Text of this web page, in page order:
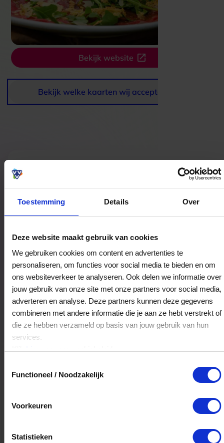
Toestemming Details Over
Deze website maakt gebruik van cookies
We gebruiken cookies om content en advertenties te
personaliseren, om functies voor social media te bieden en om
ons websiteverkeer te analyseren. Ook delen we informatie over
jouw gebruik van onze site met onze partners voor social media,
adverteren en analyse. Deze partners kunnen deze gegevens
combineren met andere informatie die je aan ze hebt verstrekt of
die ze hebben verzameld op basis van jouw gebruik van hun
services.
Functioneel / Noodzakelijk
Voorkeuren
Statistieken
Bekijk website
Bekijk welke kaarten wij accepteren
Bestedingslocaties
Eewal 50-52
8911GT Leeuwarden
Veelgestelde Vragen
Kan ik het saldo in delen besteden?
Ja, je mag het saldo van je VVV
Hoelang blijft mijn saldo geldig?
Het volledige saldo op de VVV cadeaukaart